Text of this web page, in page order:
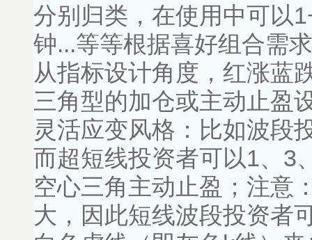
分别归类，在使用中可以
钟...等等根据喜好组合需
从指标设计角度，红涨蓝
三角型的加仓或主动止盈
灵活应变风格：比如波段
而超短线投资者可以1、3
空心三角主动止盈；注意
大，因此短线波段投资者